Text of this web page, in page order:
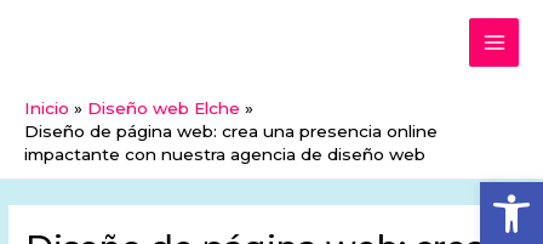
Inicio
Diseño web Elche
Diseño de página web: crea una presencia online
impactante con nuestra agencia de diseño web